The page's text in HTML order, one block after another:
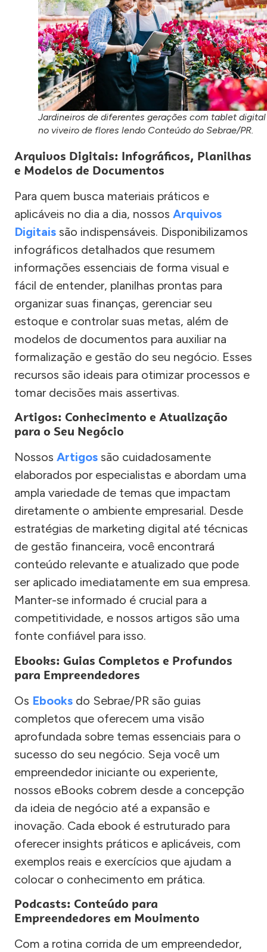
Jardineiros de diferentes gerações com tablet digital
no viveiro de flores lendo Conteúdo do Sebrae/PR.
Arquivos Digitais: Infográficos, Planilhas
e Modelos de Documentos
Para quem busca materiais práticos e
aplicáveis no dia a dia, nossos Arquivos
Digitais são indispensáveis. Disponibilizamos
infográficos detalhados que resumem
informações essenciais de forma visual e
fácil de entender, planilhas prontas para
organizar suas finanças, gerenciar seu
estoque e controlar suas metas, além de
modelos de documentos para auxiliar na
formalização e gestão do seu negócio. Esses
recursos são ideais para otimizar processos e
tomar decisões mais assertivas.
Artigos: Conhecimento e Atualização
para o Seu Negócio
Nossos Artigos são cuidadosamente
elaborados por especialistas e abordam uma
ampla variedade de temas que impactam
diretamente o ambiente empresarial. Desde
estratégias de marketing digital até técnicas
de gestão financeira, você encontrará
conteúdo relevante e atualizado que pode
ser aplicado imediatamente em sua empresa.
Manter-se informado é crucial para a
competitividade, e nossos artigos são uma
fonte confiável para isso.
Ebooks: Guias Completos e Profundos
para Empreendedores
Os Ebooks do Sebrae/PR são guias
completos que oferecem uma visão
aprofundada sobre temas essenciais para o
sucesso do seu negócio. Seja você um
empreendedor iniciante ou experiente,
nossos eBooks cobrem desde a concepção
da ideia de negócio até a expansão e
inovação. Cada ebook é estruturado para
oferecer insights práticos e aplicáveis, com
exemplos reais e exercícios que ajudam a
colocar o conhecimento em prática.
Podcasts: Conteúdo para
Empreendedores em Movimento
Com a rotina corrida de um empreendedor,